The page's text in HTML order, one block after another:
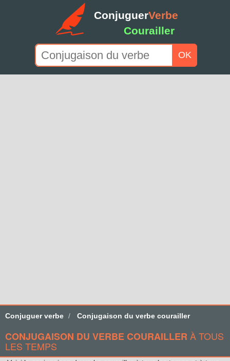
ConjuguerVerbe
Courailler
OK
Conjuguer verbe Conjugaison du verbe courailler
CONJUGAISON DU VERBE COURAILLER À TOUS
LES TEMPS